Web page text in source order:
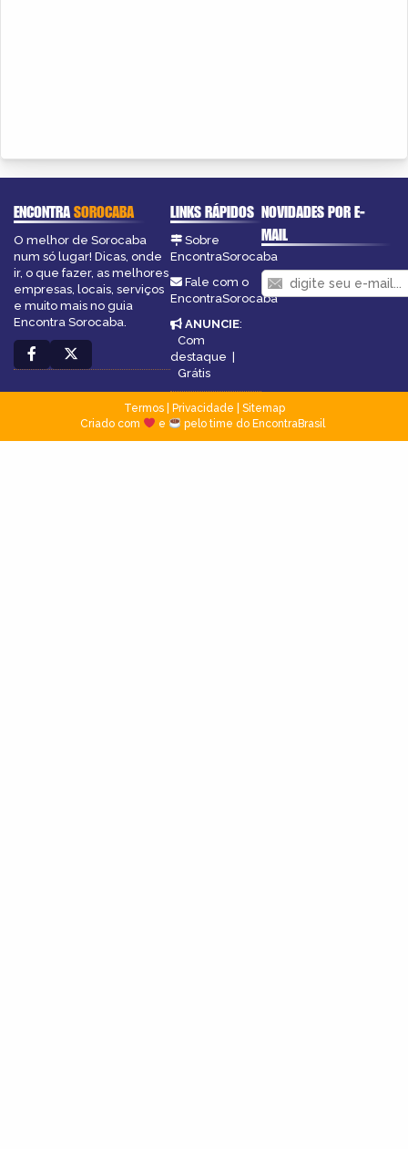
ENCONTRASOROCABA
O melhor de Sorocaba
num só lugar! Dicas, onde
ir, o que fazer, as melhores
empresas, locais, serviços
e muito mais no guia
Encontra Sorocaba.
LINKS RÁPIDOS
Sobre
EncontraSorocaba
Fale com o
EncontraSorocaba
ANUNCIE:
Com
destaque |
Grátis
NOVIDADES POR E-
MAIL
Termos| Privacidade
Sitemap
Criado com
e pelo time do EncontraBrasil